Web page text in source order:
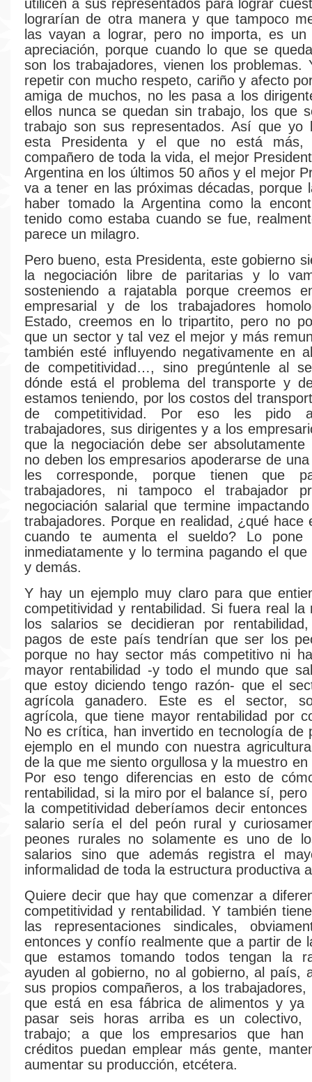
utilicen a sus representados para lograr
lograrían de otra manera y que tampoco
las vayan a lograr, pero no importa, es un
apreciación, porque cuando lo que se
son los trabajadores, vienen los problemas.
repetir con mucho respeto, cariño y afecto
amiga de muchos, no les pasa a los
ellos nunca se quedan sin trabajo, los que
trabajo son sus representados. Así que yo
esta Presidenta y el que no está
compañero de toda la vida, el mejor
Argentina en los últimos 50 años y el mejor
va a tener en las próximas décadas, porque
haber tomado la Argentina como la
tenido como estaba cuando se fue,
parece un milagro.
Pero bueno, esta Presidenta, este gobierno
la negociación libre de paritarias y lo
sosteniendo a rajatabla porque creemos
empresarial y de los trabajadores
Estado, creemos en lo tripartito, pero no
que un sector y tal vez el mejor y más
también esté influyendo negativamente en
de competitividad…, sino pregúntenle al
dónde está el problema del transporte y
estamos teniendo, por los costos del
de competitividad. Por eso les pido
trabajadores, sus dirigentes y a los
que la negociación debe ser absolutamente
no deben los empresarios apoderarse de
les corresponde, porque tienen que
trabajadores, ni tampoco el trabajador
negociación salarial que termine
trabajadores. Porque en realidad, ¿qué hace
cuando te aumenta el sueldo? Lo
inmediatamente y lo termina pagando el
y demás.
Y hay un ejemplo muy claro para que
competitividad y rentabilidad. Si fuera real la
los salarios se decidieran por
pagos de este país tendrían que ser los
porque no hay sector más competitivo ni
mayor rentabilidad -y todo el mundo que
que estoy diciendo tengo razón- que el
agrícola ganadero. Este es el sector,
agrícola, que tiene mayor rentabilidad por
No es crítica, han invertido en tecnología de
ejemplo en el mundo con nuestra
de la que me siento orgullosa y la muestro
Por eso tengo diferencias en esto de
rentabilidad, si la miro por el balance sí,
la competitividad deberíamos decir
salario sería el del peón rural y
peones rurales no solamente es uno de
salarios sino que además registra el
informalidad de toda la estructura productiva
Quiere decir que hay que comenzar a
competitividad y rentabilidad. Y también
las representaciones sindicales,
entonces y confío realmente que a partir de
que estamos tomando todos tengan la
ayuden al gobierno, no al gobierno, al país,
sus propios compañeros, a los
que está en esa fábrica de alimentos y ya
pasar seis horas arriba es un colectivo,
trabajo; a que los empresarios que han
créditos puedan emplear más gente,
aumentar su producción, etcétera.